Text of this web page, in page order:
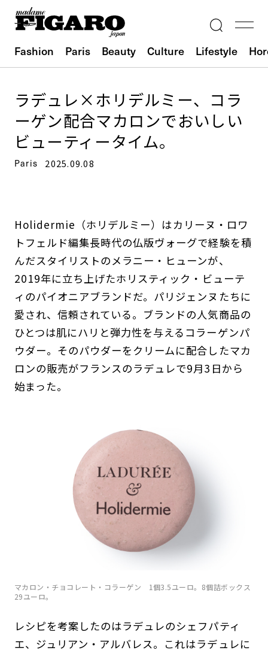
Fashion Paris Beauty Culture Lifestyle
ラデュレ×ホリデルミー、コラ
ーゲン配合マカロンでおいしい
ビューティータイム。
Paris 2025.09.08
Holidermie（ホリデルミー）はカリーヌ・ロワ
トフェルド編集長時代の仏版ヴォーグで経験を積
んだスタイリストのメラニー・ヒューンが、
2019年に立ち上げたホリスティック・ビューテ
ィのパイオニアブランドだ。パリジェンヌたちに
愛され、信頼されている。ブランドの人気商品の
ひとつは肌にハリと弾力性を与えるコラーゲンパ
ウダー。そのパウダーをクリームに配合したマカ
ロンの販売がフランスのラデュレで9月3日から
始まった。
マカロン・チョコレート・コラーゲン 1個3.5ユーロ。8個詰ボックス
29ユーロ。
レシピを考案したのはラデュレのシェフパティ
エ、ジュリアン・アルバレス。これはラデュレに